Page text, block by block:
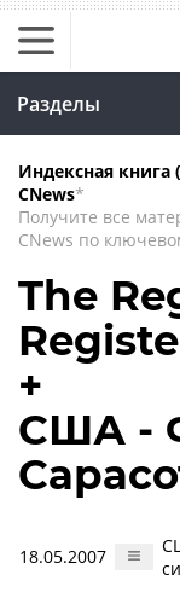
Разделы
Индексная книга
CNews*
Получите все
CNews по
The
+
США -
18.05.2007